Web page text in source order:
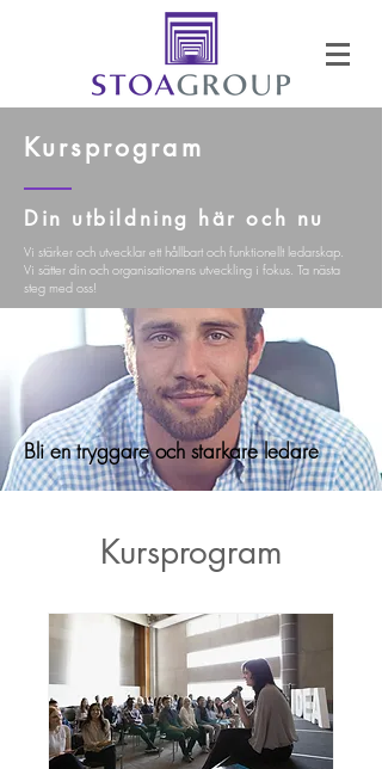
Kursprogram
Din utbildning här och nu
Vi stärker och utvecklar ett hållbart och funktionellt ledarskap.
Vi sätter din och organisationens utveckling i fokus. Ta nästa
steg med oss!
Bli en tryggare och starkare ledare
Kursprogram